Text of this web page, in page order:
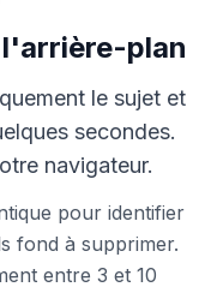
plan
le sujet et
secondes.
navigateur.
pour identifier
fond à supprimer.
entre 3 et 10